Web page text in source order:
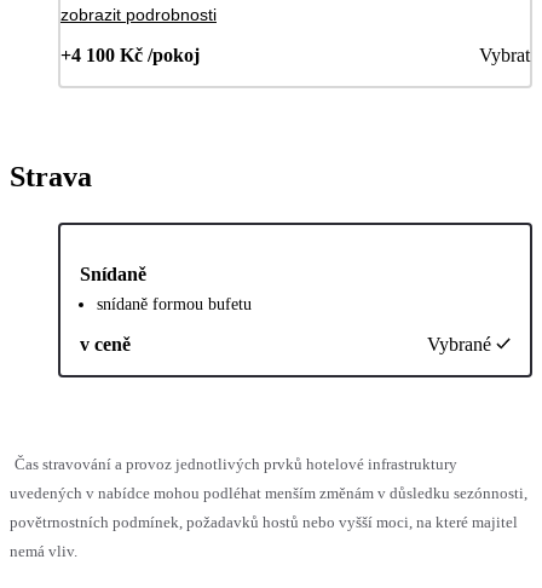
zobrazit podrobnosti
+4 100 Kč /pokoj Vybrat
Strava
Snídaně
snídaně formou bufetu
v ceně Vybrané
Čas stravování a provoz jednotlivých prvků hotelové infrastruktury
uvedených v nabídce mohou podléhat menším změnám v důsledku sezónnosti,
povětrnostních podmínek, požadavků hostů nebo vyšší moci, na které majitel
nemá vliv.